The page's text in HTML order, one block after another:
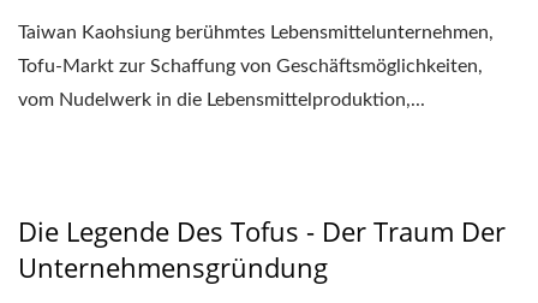
Taiwan Kaohsiung berühmtes Lebensmittelunternehmen,
Tofu-Markt zur Schaffung von Geschäftsmöglichkeiten,
vom Nudelwerk in die Lebensmittelproduktion,...
Die Legende Des Tofus - Der Traum Der
Unternehmensgründung